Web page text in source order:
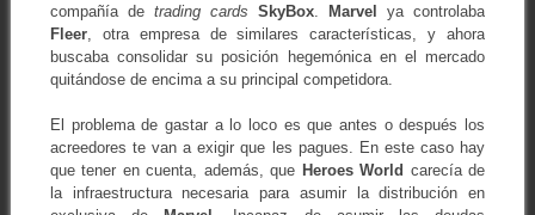
compañía de trading cards SkyBox Marvel
ya controlaba
Fleer, otra empresa de similares características, y ahora
buscaba consolidar su posición hegemónica en el mercado
quitándose de encima a su principal competidora.
El problema de gastar a lo loco es que antes o después los
acreedores te van a exigir que les pagues. En este caso hay
que tener en cuenta, además, que Heroes World carecía de
la infraestructura necesaria para asumir la distribución en